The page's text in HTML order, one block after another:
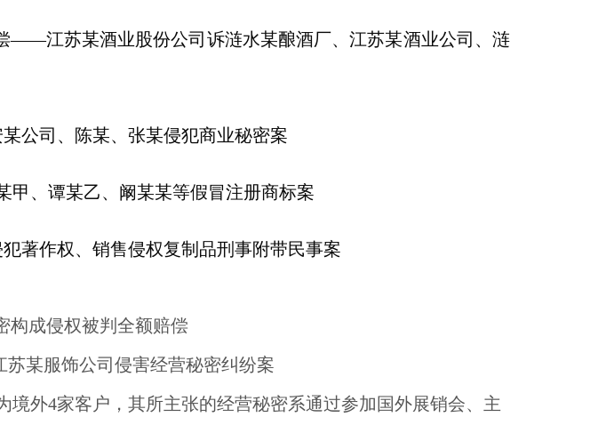
——江苏某酒业股份公司诉涟水某酿酒厂、江苏某酒业公司、涟
公司、陈某、张某侵犯商业秘密案
、谭某乙、阚某某等假冒注册商标案
著作权、销售侵权复制品刑事附带民事案
构成侵权被判全额赔偿
某服饰公司侵害经营秘密纠纷案
外4家客户，其所主张的经营秘密系通过参加国外展销会、主